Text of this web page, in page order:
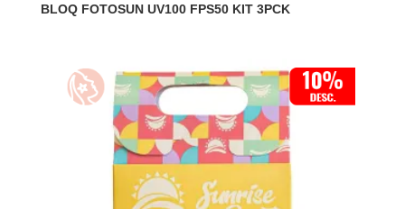
BLOQ FOTOSUN UV100 FPS50 KIT 3PCK